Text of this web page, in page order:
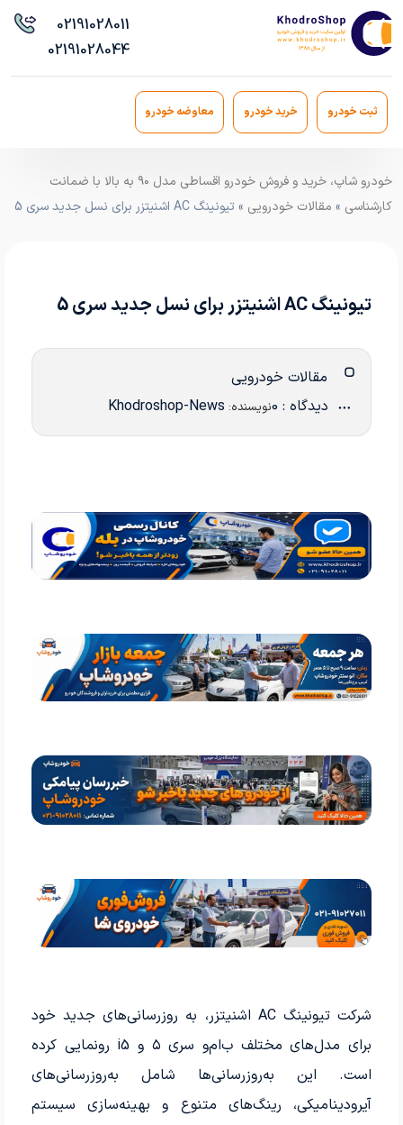
02191028011
02191028044
ثبت خودرو خرید خودرو معاوضه خودرو
خودرو شاپ، خرید و فروش خودرو اقساطی مدل ۹۰ به بالا با ضمانت
کارشناسی » مقالات خودرویی » تیونینگ AC اشنیتزر برای نسل جدید سری 5
تیونینگ AC اشنیتزر برای نسل جدید سری 5
مقالات خودرویی
دیدگاه : 0 نویسنده: Khodroshop-News
شرکت تیونینگ AC اشنیتزر، به روزرسانی‌های جدید خود
برای مدل‌های مختلف ب‌ام‌و سری ۵ و i5 رونمایی کرده
است. این به‌روزرسانی‌ها شامل به‌روزرسانی‌های
آیرودینامیکی، رینگ‌های متنوع و بهینه‌سازی سیستم